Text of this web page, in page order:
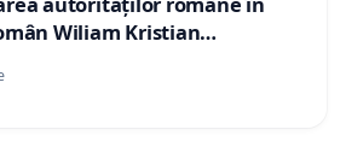
Wiliam Kristian
plasament în Danemarca de